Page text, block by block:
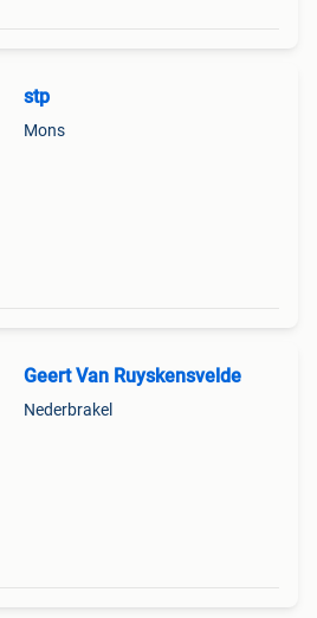
stp
Mons
Geert Van Ruyskensvelde
Nederbrakel